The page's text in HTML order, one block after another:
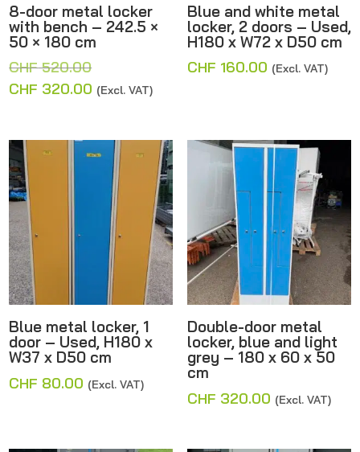
8-door metal locker
with bench – 242.5 ×
50 × 180 cm
CHF520.00Original
price
CHF 320.00 Current
CHF 320.00.
(Excl. VAT)
Blue and white metal
locker, 2 doors – Used,
H180 x W72 x D50 cm
CHF 160.00 (Excl. VAT)
Blue metal locker, 1
door – Used, H180 x
W37 x D50 cm
CHF 80.00 (Excl. VAT)
Double-door metal
locker, blue and light
grey – 180 x 60 x 50
cm
CHF 320.00 (Excl. VAT)